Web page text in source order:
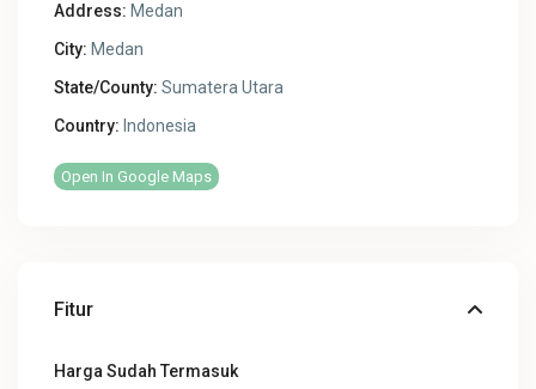
Address: Medan
City: Medan
State/County: Sumatera Utara
Country: Indonesia
Open In Google Maps
Fitur
Harga Sudah Termasuk